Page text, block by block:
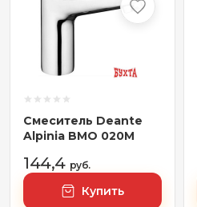
Смеситель Deante
Alpinia BMO 020M
144,4 руб.
Купить